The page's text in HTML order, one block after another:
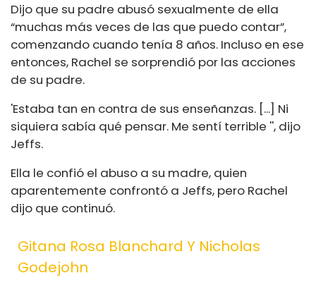
Dijo que su padre abusó sexualmente de ella
“muchas más veces de las que puedo contar”,
comenzando cuando tenía 8 años. Incluso en ese
entonces, Rachel se sorprendió por las acciones
de su padre.
'Estaba tan en contra de sus enseñanzas. [...] Ni
siquiera sabía qué pensar. Me sentí terrible '', dijo
Jeffs.
Ella le confió el abuso a su madre, quien
aparentemente confrontó a Jeffs, pero Rachel
dijo que continuó.
Gitana Rosa Blanchard Y Nicholas
Godejohn